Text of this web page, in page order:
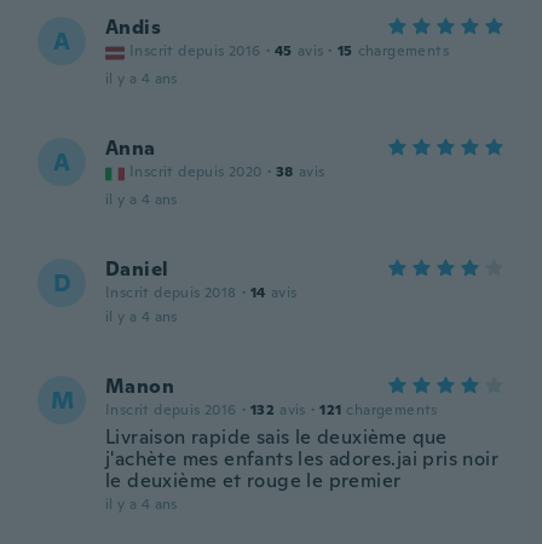
A Andis
Inscrit depuis 2016 · 45 avis · 15 chargements
il y a 4 ans
A Anna
Inscrit depuis 2020 · 38 avis
il y a 4 ans
D Daniel
Inscrit depuis 2018 · 14 avis
il y a 4 ans
M Manon
Inscrit depuis 2016 · 132 avis · 121 chargements
Livraison rapide sais le deuxième que
j'achète mes enfants les adores.jai pris noir
le deuxième et rouge le premier
il y a 4 ans